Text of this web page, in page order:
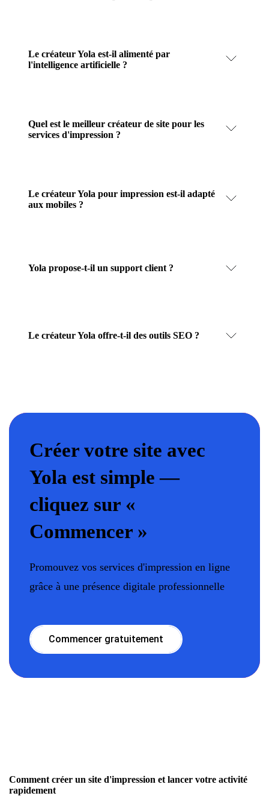
Le créateur Yola est-il alimenté par
l'intelligence artificielle ?
Quel est le meilleur créateur de site pour les
services d'impression ?
Le créateur Yola pour impression est-il adapté
aux mobiles ?
Yola propose-t-il un support client ?
Le créateur Yola offre-t-il des outils SEO ?
Créer votre site avec
Yola est simple —
cliquez sur «
Commencer »
Promouvez vos services d'impression en ligne
grâce à une présence digitale professionnelle
Commencer gratuitement
Comment créer un site d'impression et lancer votre activité
rapidement